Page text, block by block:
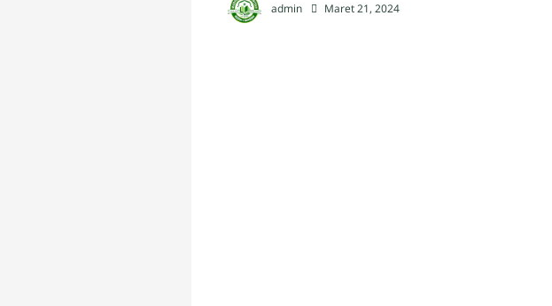
admin Maret 21, 2024